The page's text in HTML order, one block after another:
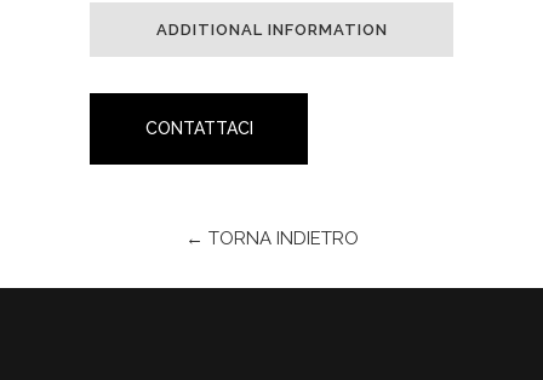
ADDITIONAL INFORMATION
CONTATTACI
← TORNA INDIETRO